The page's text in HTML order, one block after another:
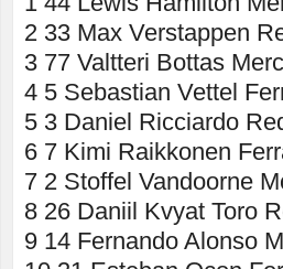
2 33 Max Verstappen
3 77 Valtteri Bottas
4 5 Sebastian Vettel
5 3 Daniel Ricciardo
6 7 Kimi Raikkonen
7 2 Stoffel Vandoorne
8 26 Daniil Kvyat Toro
9 14 Fernando Alonso